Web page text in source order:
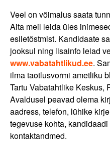
Veel on võimalus saata
Aita meil leida üles
esiletõstmist. Kandidaate
jooksul ning lisainfo leiad
www.vabatahtlikud.ee.
ilma taotlusvormi ametliku
Tartu Vabatahtlike Keskus,
Avaldusel peavad olema
aadress, telefon, lühike
tegevuse kohta,
kontaktandmed.